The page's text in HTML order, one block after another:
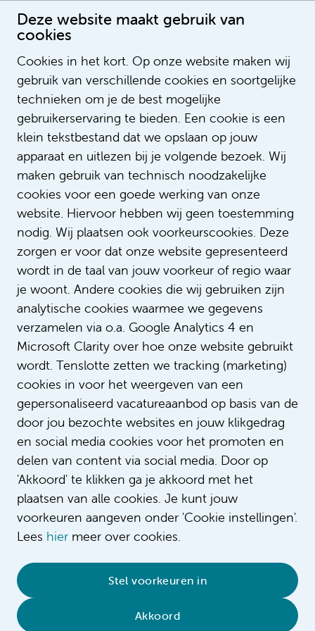
Deze website maakt gebruik van
cookies
Cookies in het kort. Op onze website maken wij
gebruik van verschillende cookies en soortgelijke
technieken om je de best mogelijke
gebruikerservaring te bieden. Een cookie is een
klein tekstbestand dat we opslaan op jouw
apparaat en uitlezen bij je volgende bezoek. Wij
maken gebruik van technisch noodzakelijke
cookies voor een goede werking van onze
website. Hiervoor hebben wij geen toestemming
nodig. Wij plaatsen ook voorkeurscookies. Deze
zorgen er voor dat onze website gepresenteerd
wordt in de taal van jouw voorkeur of regio waar
je woont. Andere cookies die wij gebruiken zijn
analytische cookies waarmee we gegevens
verzamelen via o.a. Google Analytics 4 en
Microsoft Clarity over hoe onze website gebruikt
wordt. Tenslotte zetten we tracking (marketing)
cookies in voor het weergeven van een
gepersonaliseerd vacatureaanbod op basis van de
door jou bezochte websites en jouw klikgedrag
en social media cookies voor het promoten en
delen van content via social media. Door op
'Akkoord' te klikken ga je akkoord met het
plaatsen van alle cookies. Je kunt jouw
voorkeuren aangeven onder 'Cookie instellingen'.
Lees hier meer over cookies.
Stel voorkeuren in
Akkoord
Arbeidsvoorwaarden
We vinden het belangrijk dat je weet waar je
aan toe bent als je voor ons komt werken.
Daarom zijn we graag transparant over onze
arbeidsvoorwaarden. Hieronder vind je de
belangrijkste voorwaarden op een rij.
Standaard arbeidsvoorwaarden
Vergoeding reiskosten woon-werkverkeer
Flexibel werken
Extra's
Bekijk de CAO UMC's
Cookieverklaring • Sitemap